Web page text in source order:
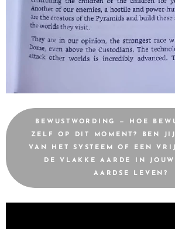
BEWUSTWORDING — HOE
ZELF OP DIT MOMENT? BEN
VAN HET SYSTEEM OF EEN
DE VLAKKE AARDE IN
AARDSE LEVEN?